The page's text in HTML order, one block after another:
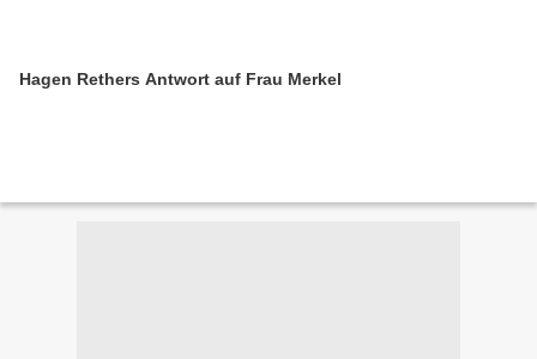
Hagen Rethers Antwort auf Frau Merkel